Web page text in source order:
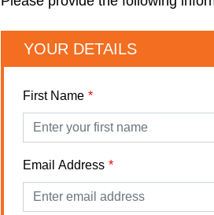
YOUR DETAILS
First Name
Email Address